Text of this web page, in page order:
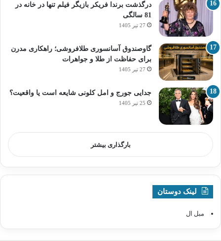
درگذشت برندا فریکر بازیگر فیلم تنها در خانه در
81 سالگی
27 تیر 1405
گاوصندوق آسانسوری طلافروشی؛ راهکاری مدرن
برای حفاظت از طلا و جواهرات
27 تیر 1405
جدایی جورج و امل کلونی شایعه است یا واقعیت؟
25 تیر 1405
بارگذاری بیشتر
لینک دوستان
مبل ال